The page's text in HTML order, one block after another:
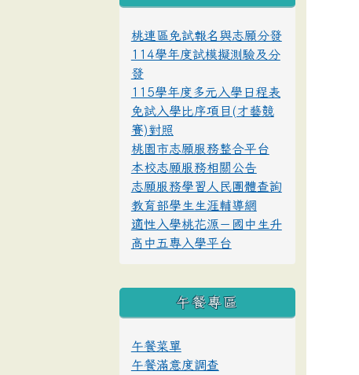
桃連區免試報名與志願分發
114學年度試模擬測驗及分
發
115學年度多元入學日程表
免試入學比序項目(才藝競
賽)對照
桃園市志願服務整合平台
本校志願服務相關公告
志願服務學習人民團體查詢
教育部學生生涯輔導網
適性入學桃花源－國中生升
高中五專入學平台
午餐專區
午餐菜單
午餐滿意度調查